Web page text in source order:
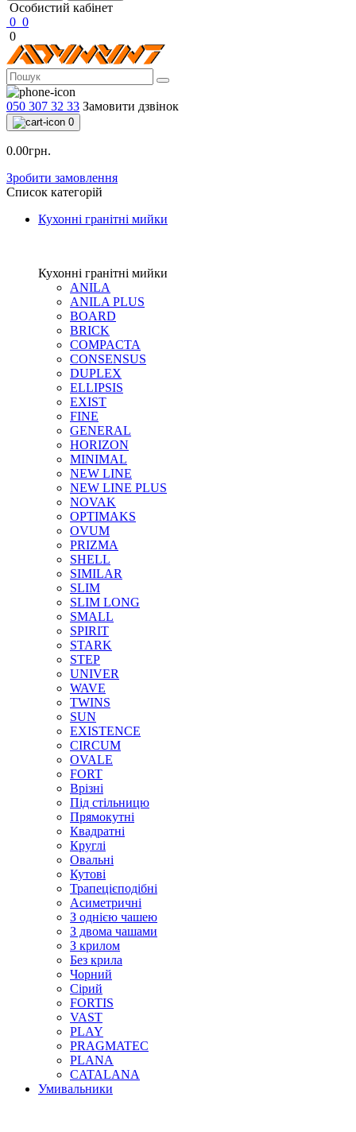
Особистий кабінет
0 0
0
050 307 32 33 Замовити дзвінок
0
0.00грн.
Зробити замовлення
Список категорій
Кухонні гранітні мийки
Кухонні гранітні мийки
ANILA
ANILA PLUS
BOARD
BRICK
COMPACTA
CONSENSUS
DUPLEX
ELLIPSIS
EXIST
FINE
GENERAL
HORIZON
MINIMAL
NEW LINE
NEW LINE PLUS
NOVAK
OPTIMAKS
OVUM
PRIZMA
SHELL
SIMILAR
SLIM
SLIM LONG
SMALL
SPIRIT
STARK
STEP
UNIVER
WAVE
TWINS
SUN
EXISTENCE
CIRCUM
OVALE
FORT
Врізні
Під стільницю
Прямокутні
Квадратні
Круглі
Овальні
Кутові
Трапецієподібні
Асиметричні
З однією чашею
З двома чашами
З крилом
Без крила
Чорний
Сірий
FORTIS
VAST
PLAY
PRAGMATEC
PLANA
CATALANA
Умивальники